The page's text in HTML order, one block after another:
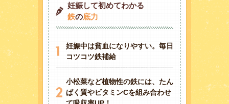
妊娠して初めてわかる
鉄の底力
妊娠中は貧血になりやすい。毎日
コツコツ鉄補給
小松菜など植物性の鉄には、たん
ぱく質やビタミンCを組み合わせ